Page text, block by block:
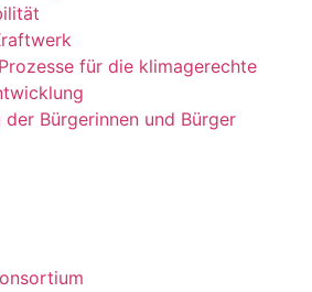
für die klimagerechte
Bürgerinnen und Bürger